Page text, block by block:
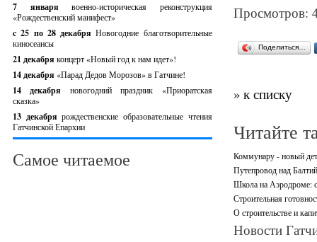
7 январявоенно-историческая реконструкция
«Рождественский манифест»
c 25 по 28 декабряНовогодние благотворительные
киносеансы
21 декабря концерт «Новый год к нам идет»!
14 декабря «Парад Дедов Морозов» в Гатчине!
14 декабря новогодний праздник «Приоратская
сказка»
13 декабрярождественские образовательные чтения
Гатчинской Епархии
Самое читаемое
Просмотров:
Поделиться…
» к списку
Читайте
Коммунару - новый
Путепровод над
Школа на Аэродроме:
Строительная
О строительстве и
Новости